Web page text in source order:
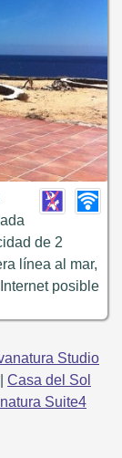
de 2
línea al mar,
posible
Studio
Casa del Sol
Suite4